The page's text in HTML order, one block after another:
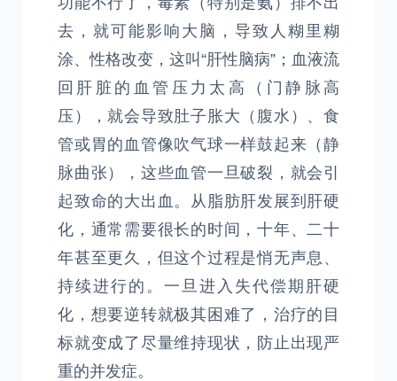
去，就可能影响大脑，导致人糊里糊
涂、性格改变，这叫“肝性脑病”；血液流
回肝脏的血管压力太高（门静脉高
压），就会导致肚子胀大（腹水）、食
管或胃的血管像吹气球一样鼓起来（静
脉曲张），这些血管一旦破裂，就会引
起致命的大出血。从脂肪肝发展到肝硬
化，通常需要很长的时间，十年、二十
年甚至更久，但这个过程是悄无声息、
持续进行的。一旦进入失代偿期肝硬
化，想要逆转就极其困难了，治疗的目
标就变成了尽量维持现状，防止出现严
重的并发症。